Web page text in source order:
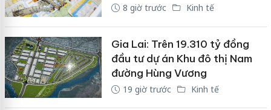
8 giờ trước Kinh tế
Gia Lai: Trên 19.310 tỷ đồng
đầu tư dự án Khu đô thị Nam
đường Hùng Vương
19 giờ trước Kinh tế